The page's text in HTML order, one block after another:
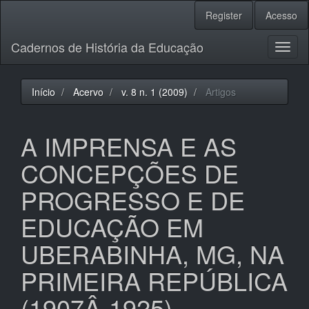
principal
Barra
Lateral
Register Acesso
Cadernos de História da Educação
Início Acervo v. 8 n. 1 (2009) Artigos
A IMPRENSA E AS
CONCEPÇÕES DE
PROGRESSO E DE
EDUCAÇÃO EM
UBERABINHA, MG, NA
PRIMEIRA REPÚBLICA